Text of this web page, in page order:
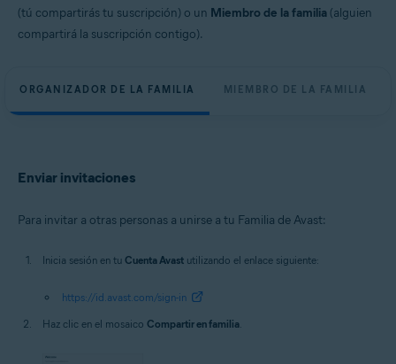
(tú compartirás tu suscripción) o un Miembro de la familia (alguien
compartirá la suscripción contigo).
ORGANIZADOR DE LA FAMILIA MIEMBRO DE LA FAMILIA
Enviar invitaciones
Para invitar a otras personas a unirse a tu Familia de Avast:
Inicia sesión en tu Cuenta Avast utilizando el enlace siguiente:
https://id.avast.com/sign-in
Haz clic en el mosaico Compartir en familia.